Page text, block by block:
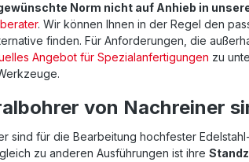
Norm nicht auf Anhieb in
. Wir können Ihnen in der Regel den
finden. Für Anforderungen, die
Angebot für Spezialanfertigungen zu
von Nachreiner
sind für die Bearbeitung hochfester
zu anderen Ausführungen ist ihre